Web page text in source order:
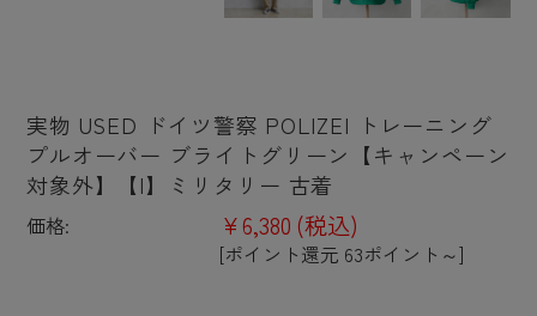
実物 USED ドイツ警察 POLIZEI トレーニング
プルオーバー ブライトグリーン【キャンペーン
対象外】【I】ミリタリー 古着
価格: ¥6,380 (税込)
[ポイント還元 63ポイント～]